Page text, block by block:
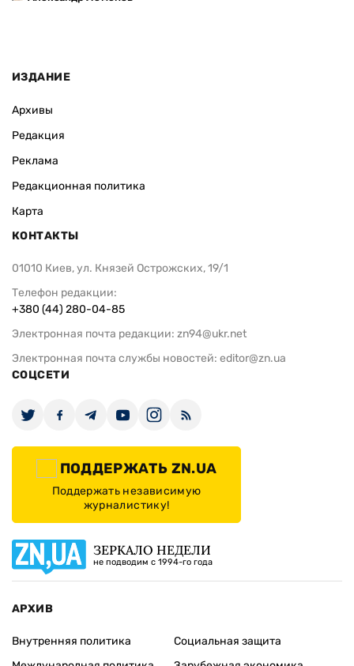
ИЗДАНИЕ
Архивы
Редакция
Реклама
Редакционная политика
Карта
КОНТАКТЫ
01010 Киев, ул. Князей Острожских, 19/1
Телефон редакции:
+380 (44) 280-04-85
Электронная почта редакции: zn94@ukr.net
Электронная почта службы новостей: editor@zn.ua
СОЦСЕТИ
ПОДДЕРЖАТЬ ZN.UA
Поддержать независимую
журналистику!
ЗЕРКАЛО НЕДЕЛИ
не подводим с 1994-го года
АРХИВ
Внутренняя политика
Социальная защита